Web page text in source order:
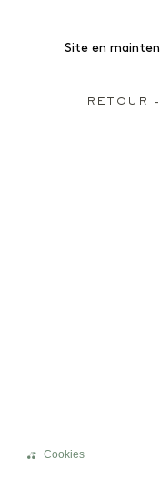
Site en
RETOUR